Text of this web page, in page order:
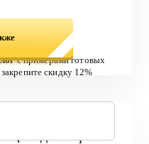
в одном файле
с примерами готовых
скидку 12%